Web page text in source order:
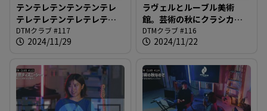
テンテレテンテンテンテレ
テレテレテンテレテレテレ
テレテレテレテレ＠DTMク
ラブ #117
DTMクラブ #117
2024/11/29
ラヴェルとルーブル美術
館。芸術の秋にクラシカル
な知識をインプット＠DTM
クラブ #116
DTMクラブ #116
2024/11/22